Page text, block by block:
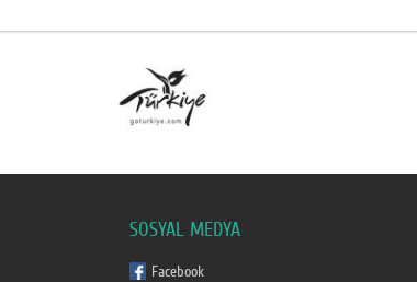
SOSYAL MEDYA
Facebook